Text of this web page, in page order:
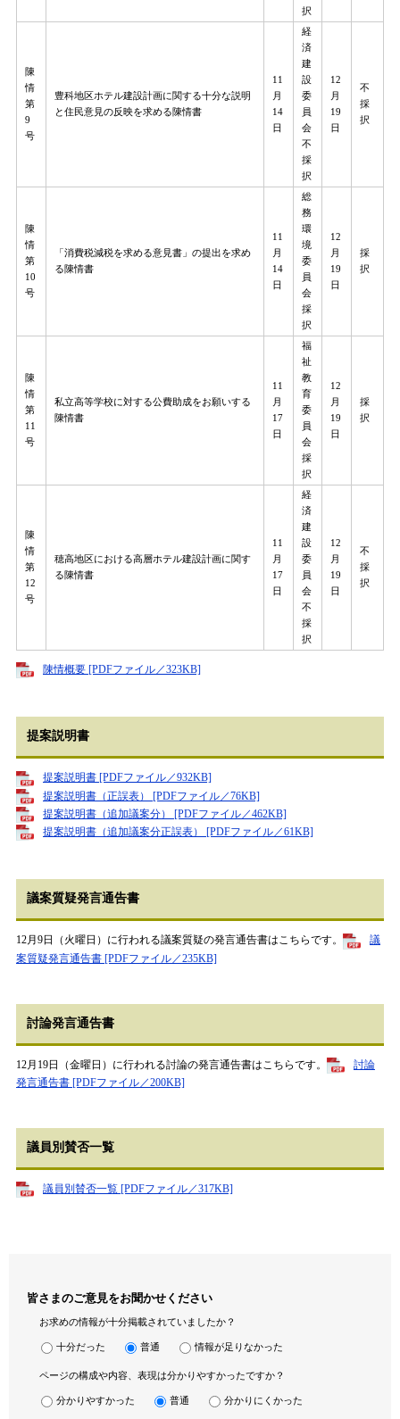
択
陳
情
第
9
号
豊科地区ホテル建設計画に関する十分な説明
と住民意見の反映を求める陳情書
11
月
14
日
経
済
建
設
委
員
会
不
採
択
12
月
19
日
不
採
択
陳
情
第
10
号
「消費税減税を求める意見書」の提出を求め
る陳情書
11
月
14
日
総
務
環
境
委
員
会
採
択
12
月
19
日
採
択
陳
情
第
11
号
私立高等学校に対する公費助成をお願いする
陳情書
11
月
17
日
福
祉
教
育
委
員
会
採
択
12
月
19
日
採
択
陳
情
第
12
号
穂高地区における高層ホテル建設計画に関す
る陳情書
11
月
17
日
経
済
建
設
委
員
会
不
採
択
12
月
19
日
不
採
択
陳情概要 [PDFファイル／323KB]
提案説明書
提案説明書 [PDFファイル／932KB]
提案説明書（正誤表） [PDFファイル／76KB]
提案説明書（追加議案分） [PDFファイル／462KB]
提案説明書（追加議案分正誤表） [PDFファイル／61KB]
議案質疑発言通告書
12月9日（火曜日）に行われる議案質疑の発言通告書はこちらです。​
議
案質疑発言通告書 [PDFファイル／235KB]
討論発言通告書
12月19日（金曜日）に行われる討論の発言通告書はこちらです。
討論
発言通告書 [PDFファイル／200KB]
議員別賛否一覧
議員別賛否一覧 [PDFファイル／317KB]
皆さまのご意見をお聞かせください
お求めの情報が十分掲載されていましたか？
十分だった 普通 情報が足りなかった
ページの構成や内容、表現は分かりやすかったですか？
分かりやすかった 普通 分かりにくかった